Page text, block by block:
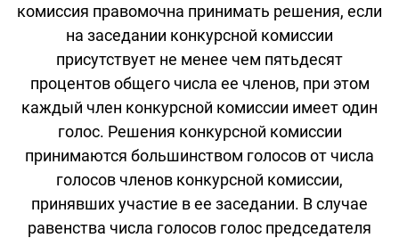
комиссия правомочна принимать решения, если
на заседании конкурсной комиссии
присутствует не менее чем пятьдесят
процентов общего числа ее членов, при этом
каждый член конкурсной комиссии имеет один
голос. Решения конкурсной комиссии
принимаются большинством голосов от числа
голосов членов конкурсной комиссии,
принявших участие в ее заседании. В случае
равенства числа голосов голос председателя